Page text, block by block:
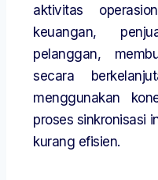
aktivitas
keuangan,
pelanggan,
secara
menggunakan
proses sinkronisasi
kurang efisien.